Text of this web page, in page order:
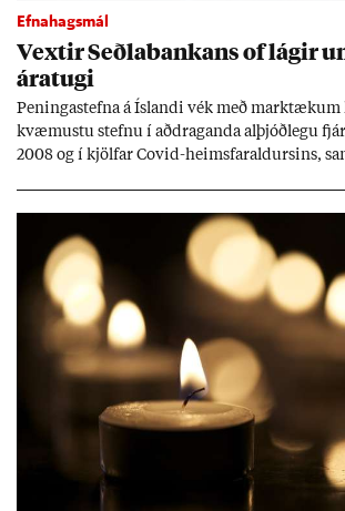
Efnahagsmál
Vext­ir Seðla­bank­ans of lág­ir
ára­tugi
Pen­inga­stefna á Ís­landi vék með
kvæm­ustu stefnu í að­drag­anda al­þjóð­legu
2008 og í kjöl­far Covid-heims­far­ald­urs­ins,